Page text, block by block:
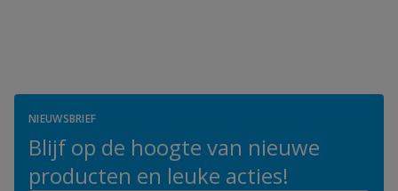
NIEUWSBRIEF
Blijf op de hoogte van nieuwe
producten en leuke acties!